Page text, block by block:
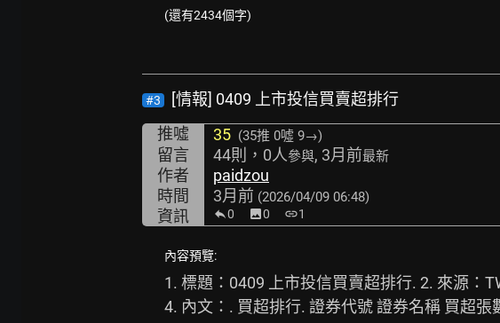
(還有2434個字)
#3
[情報] 0409 上市投信買賣超排行
推噓
35 (35推 0噓 9→)
留言 44則，0人參與, 3月前最新
作者
paidzou
時間
3月前 (2026/04/09 06:48)
資訊 0 image0 link1
內容預覽:
1. 標題：0409 上市投信買賣超排行. 2. 來源：
4. 內文：. 買超排行. 證券代號 證券名稱 買超張